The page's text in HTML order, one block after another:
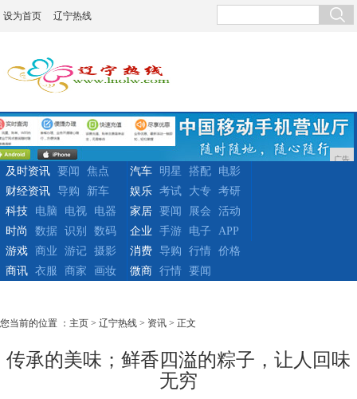
设为首页 辽宁热线
广告
及时资讯 要闻
焦点
财经资讯
导购 新车
汽车 明星 搭配
电影
娱乐
考试 大专
考研
科技
电脑 电视
电器
时尚
数据 识别 数码
家居 要闻 展会
活动
企业
手游 电子
APP
游戏
商业 游记
摄影
商讯
衣服 商家 画妆
消费 导购 行情
价格
微商
行情 要闻
您当前的位置 ： 主页 > 辽宁热线 > 资讯 > 正文
传承的美味；鲜香四溢的粽子，让人回味
无穷